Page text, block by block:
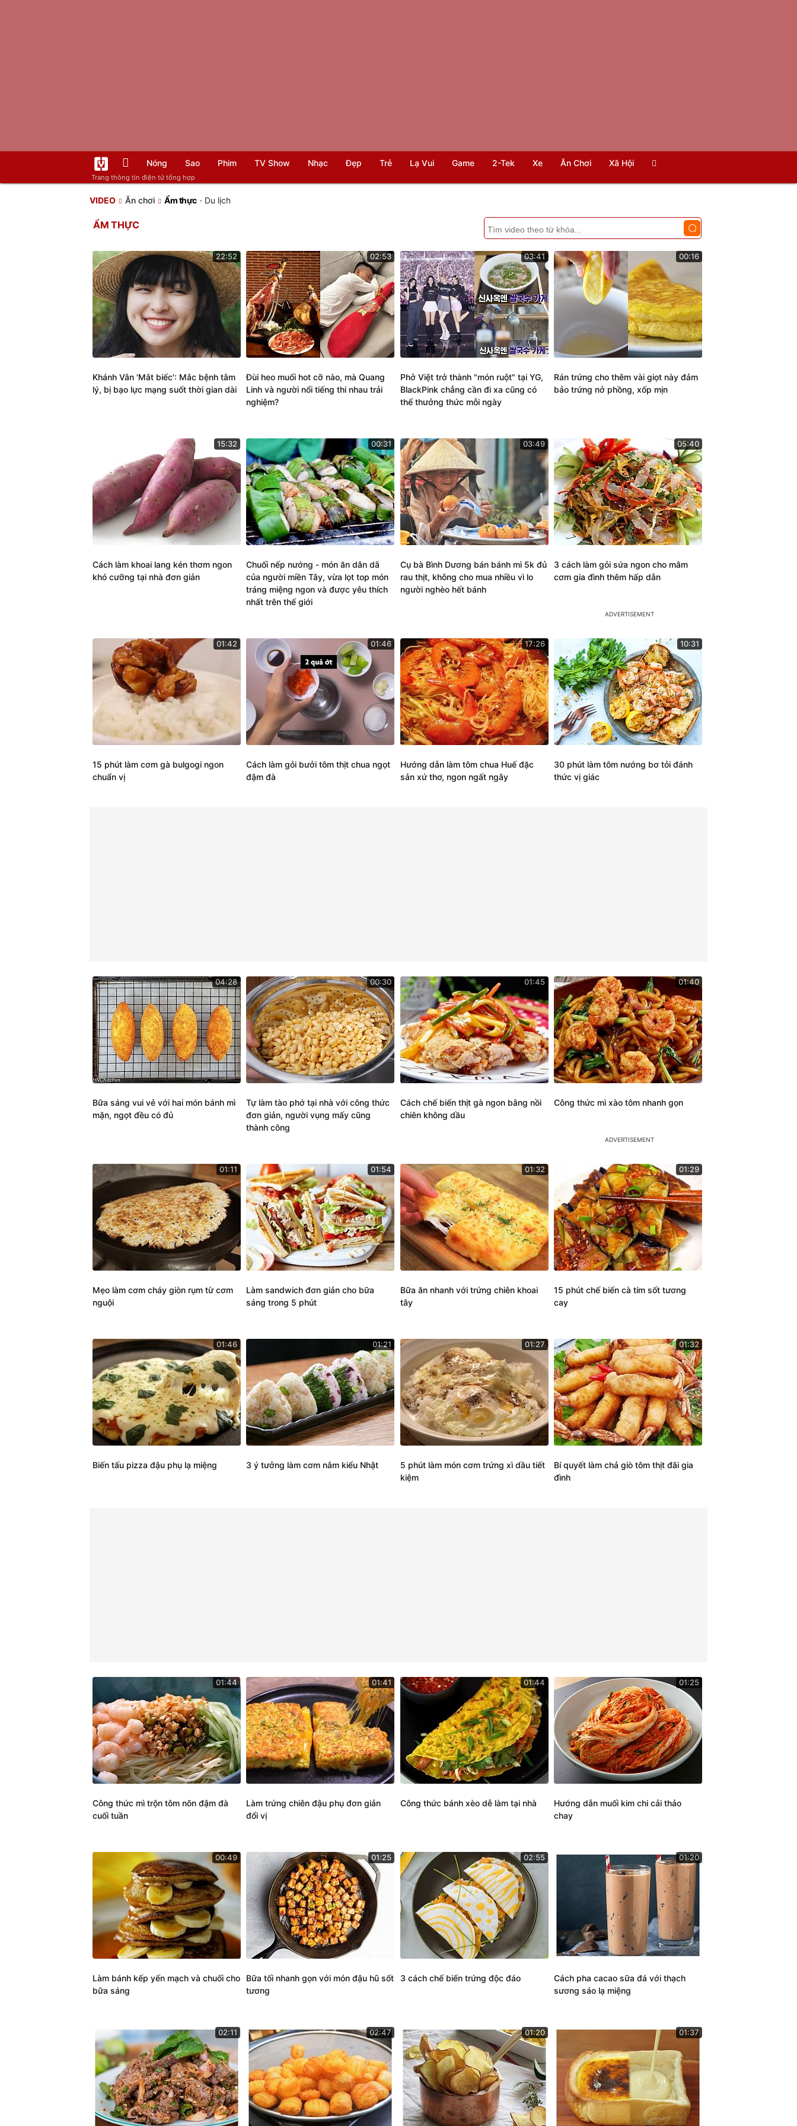
Trang thông tin điện tử tổng hợp
Nóng Sao Phim TV Show Nhạc Đẹp Trẻ Lạ Vui Game 2-Tek Xe Ăn Chơi Xã Hội
VIDEO Ăn chơi Ẩm thực · Du lịch
ẨM THỰC
22:52
Khánh Vân 'Mắt biếc': Mắc bệnh tâm
lý, bị bạo lực mạng suốt thời gian dài
02:53
Đùi heo muối hot cỡ nào, mà Quang
Linh và người nổi tiếng thi nhau trải
nghiệm?
03:41
Phở Việt trở thành "món ruột" tại YG,
BlackPink chẳng cần đi xa cũng có
thể thưởng thức mỗi ngày
00:16
Rán trứng cho thêm vài giọt này đảm
bảo trứng nở phồng, xốp mịn
15:32
Cách làm khoai lang kén thơm ngon
khó cưỡng tại nhà đơn giản
00:31
Chuối nếp nướng - món ăn dân dã
của người miền Tây, vừa lọt top món
tráng miệng ngon và được yêu thích
nhất trên thế giới
03:49
Cụ bà Bình Dương bán bánh mì 5k đủ
rau thịt, không cho mua nhiều vì lo
người nghèo hết bánh
05:40
3 cách làm gỏi sứa ngon cho mâm
cơm gia đình thêm hấp dẫn
01:42
15 phút làm cơm gà bulgogi ngon
chuẩn vị
01:46
Cách làm gỏi bưởi tôm thịt chua ngọt
đậm đà
17:26
Hướng dẫn làm tôm chua Huế đặc
sản xứ thơ, ngon ngất ngây
10:31
30 phút làm tôm nướng bơ tỏi đánh
thức vị giác
04:28
Bữa sáng vui vẻ với hai món bánh mì
mặn, ngọt đều có đủ
00:30
Tự làm tào phớ tại nhà với công thức
đơn giản, người vụng mấy cũng
thành công
01:45
Cách chế biến thịt gà ngon bằng nồi
chiên không dầu
01:40
Công thức mì xào tôm nhanh gọn
01:11
Mẹo làm cơm cháy giòn rụm từ cơm
nguội
01:54
Làm sandwich đơn giản cho bữa
sáng trong 5 phút
01:32
Bữa ăn nhanh với trứng chiên khoai
tây
01:29
15 phút chế biến cà tím sốt tương
cay
01:46
Biến tấu pizza đậu phụ lạ miệng
01:21
3 ý tưởng làm cơm nắm kiểu Nhật
01:27
5 phút làm món cơm trứng xì dầu tiết
kiệm
01:32
Bí quyết làm chả giò tôm thịt đãi gia
đình
01:44
Công thức mì trộn tôm nõn đậm đà
cuối tuần
01:41
Làm trứng chiên đậu phụ đơn giản
đổi vị
01:44
Công thức bánh xèo dễ làm tại nhà
01:25
Hướng dẫn muối kim chi cải thảo
chay
00:49
Làm bánh kếp yến mạch và chuối cho
bữa sáng
01:25
Bữa tối nhanh gọn với món đậu hũ sốt
tương
02:55
3 cách chế biến trứng độc đáo
01:20
Cách pha cacao sữa đá với thạch
sương sáo lạ miệng
02:11 02:47 01:20 01:37